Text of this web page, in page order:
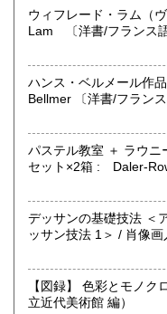
販売しております。
【古書について】
・古書は時を経て、ま
に、書籍自体に様々な
よる汚れや傷み、破れ
存状態により、ヤケや
スタンプがある場合も
・販売している書籍の
ご購入の検討時など、
詳しくお知りになりた
問い合わせ下さい（決
・こちらには当店のす
倉庫・棚にある書籍も
ウィフレード・ラム
Lam 〔洋書/フランス語〕 （ウィフレード・ラム（ヴ
ド・ラム） Wifredo
Collection derigée par
ハンス・ベルメール作
Bellmer 〔洋書/フランス語〕 （ハンス・ベルメ
Bellmer/Text:Sarane
パステル教室 ＋ ラウ
セット×2箱 : Daler-
ハーフサイズ24色セット2箱（
リソン 著 ; 谷川かおる
デッサンの基礎技法 ＜
ッサン技法 1＞ / 肖像画入門 写真から描く -リアル
誠一 訳 / 大里晃生 著
【図録】 色彩とモノクロ
立近代美術館 編）